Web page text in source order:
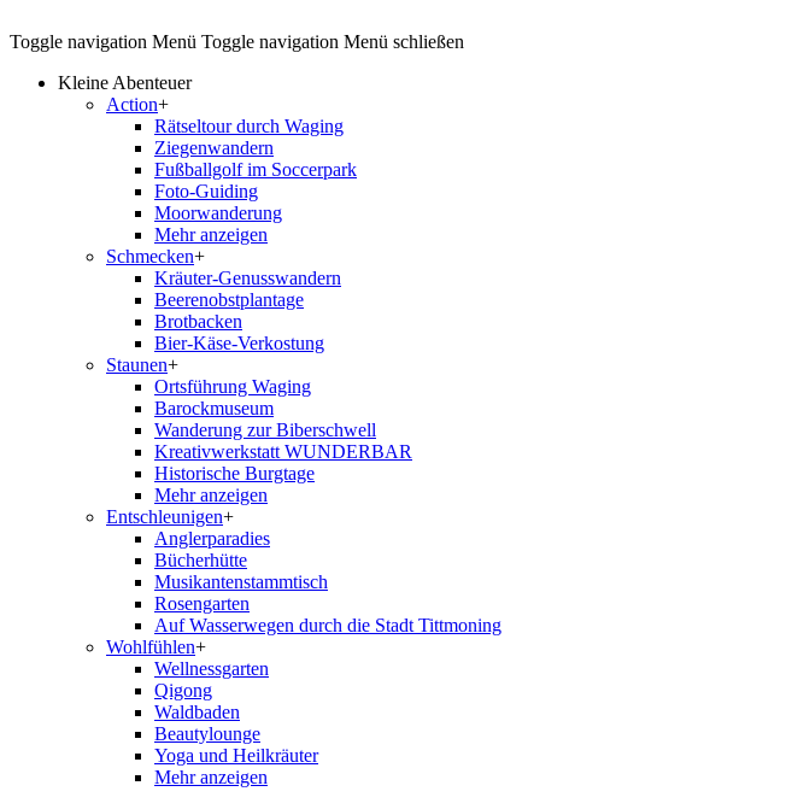
Toggle navigation Menü Toggle navigation Menü schließen
Kleine Abenteuer
Action+
Rätseltour durch Waging
Ziegenwandern
Fußballgolf im Soccerpark
Foto-Guiding
Moorwanderung
Mehr anzeigen
Schmecken+
Kräuter-Genusswandern
Beerenobstplantage
Brotbacken
Bier-Käse-Verkostung
Staunen+
Ortsführung Waging
Barockmuseum
Wanderung zur Biberschwell
Kreativwerkstatt WUNDERBAR
Historische Burgtage
Mehr anzeigen
Entschleunigen+
Anglerparadies
Bücherhütte
Musikantenstammtisch
Rosengarten
Auf Wasserwegen durch die Stadt Tittmoning
Wohlfühlen+
Wellnessgarten
Qigong
Waldbaden
Beautylounge
Yoga und Heilkräuter
Mehr anzeigen